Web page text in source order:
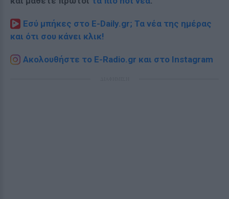
Εσύ μπήκες στο E-Daily.gr; Τα νέα της ημέρας
και ότι σου κάνει κλικ!
Ακολουθήστε το E-Radio.gr και στο Instagram